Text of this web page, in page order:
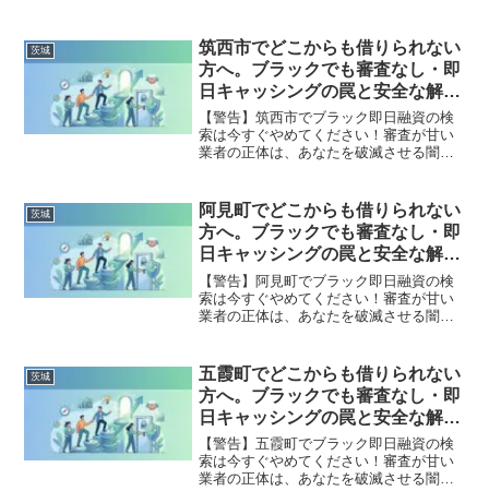
市で違法業者を避け、借金地獄から抜け
出した方々の実体験と確実な解決策を完
全公開。
茨城
筑西市でどこからも借りられない
方へ。ブラックでも審査なし・即
日キャッシングの罠と安全な解決
策
【警告】筑西市でブラック即日融資の検
索は今すぐやめてください！審査が甘い
業者の正体は、あなたを破滅させる闇金
市で違法業者を避け、借金地獄から抜け
出した方々の実体験と確実な解決策を完
全公開。
茨城
阿見町でどこからも借りられない
方へ。ブラックでも審査なし・即
日キャッシングの罠と安全な解決
策
【警告】阿見町でブラック即日融資の検
索は今すぐやめてください！審査が甘い
業者の正体は、あなたを破滅させる闇金
町で違法業者を避け、借金地獄から抜け
出した方々の実体験と確実な解決策を完
全公開。
茨城
五霞町でどこからも借りられない
方へ。ブラックでも審査なし・即
日キャッシングの罠と安全な解決
策
【警告】五霞町でブラック即日融資の検
索は今すぐやめてください！審査が甘い
業者の正体は、あなたを破滅させる闇金